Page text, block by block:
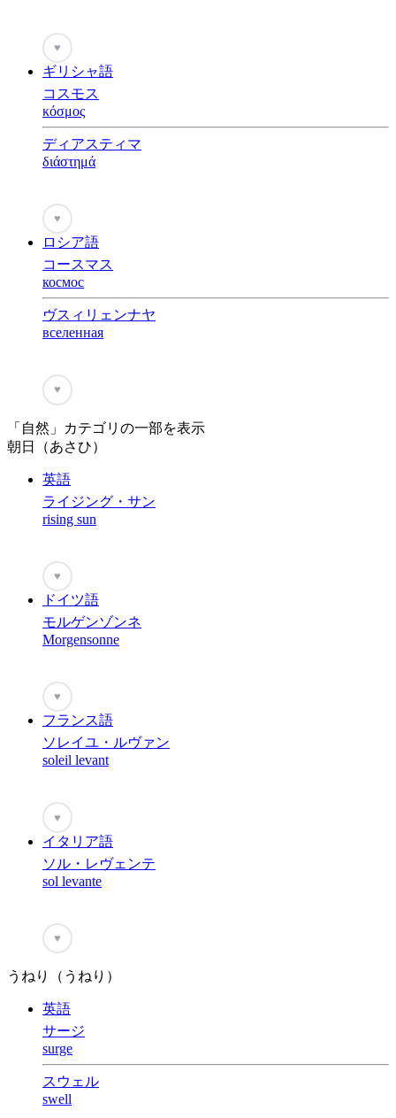
♥
ギリシャ語
コスモス
κόσμος
ディアスティマ
διάστημά
♥
ロシア語
コースマス
космос
ヴスィリェンナヤ
вселенная
♥
「自然」カテゴリの一部を表示
朝日（あさひ）
英語
ライジング・サン
rising sun
♥
ドイツ語
モルゲンゾンネ
Morgensonne
♥
フランス語
ソレイユ・ルヴァン
soleil levant
♥
イタリア語
ソル・レヴェンテ
sol levante
♥
うねり（うねり）
英語
サージ
surge
スウェル
swell